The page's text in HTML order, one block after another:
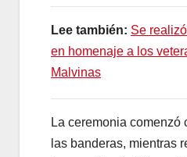
Lee también: Se
en homenaje a los
Malvinas
La ceremonia comenzó
las banderas, mientras